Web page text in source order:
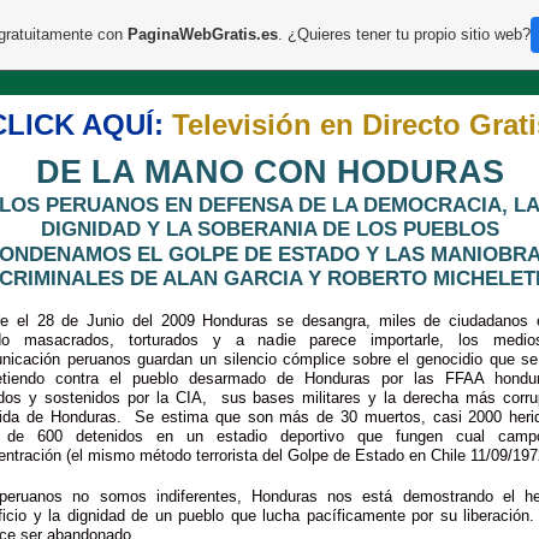
AQUÍ: Televisión en Directo
DE LA MANO CON HODURAS
LOS PERUANOS EN DEFENSA DE LA DEMOCRACIA, LA
DIGNIDAD Y LA SOBERANIA DE LOS PUEBLOS
EL GOLPE DE ESTADO Y LAS
CRIMINALES DE ALAN GARCIA Y ROBERTO MICHELETI
el 28 de Junio del 2009 Honduras se desangra, miles de ciudadanos
masacrados, torturados y a nadie parece importarle, los
peruanos guardan un silencio cómplice sobre el genocidio que
contra el pueblo desarmado de Honduras por las FFAA
y sostenidos por la CIA, sus bases militares y la derecha más
de Honduras. Se estima que son más de 30 muertos, casi 2000
de 600 detenidos en un estadio deportivo que fungen cual
(el mismo método terrorista del Golpe de Estado en Chile 11/09/
no somos indiferentes, Honduras nos está demostrando el
y la dignidad de un pueblo que lucha pacíficamente por su
ser abandonado.
con PaginaWebGratis.es. ¿Quieres tener tu propio sitio web?